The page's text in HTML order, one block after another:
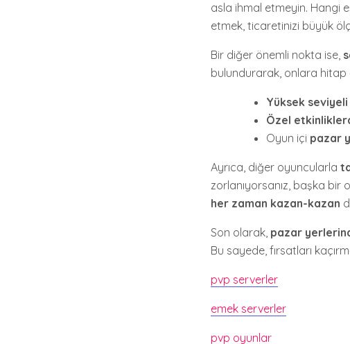
asla ihmal etmeyin. Hangi
etmek, ticaretinizi büyük
Bir diğer önemli nokta ise,
bulundurarak, onlara hitap
Yüksek
Özel
Oyun içi pazar
Ayrıca, diğer oyuncularla
zorlanıyorsanız, başka bir
her zaman kazan-kazan
Son olarak, pazar
Bu sayede, fırsatları
pvp serverler
emek serverler
pvp oyunlar